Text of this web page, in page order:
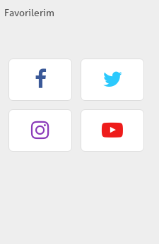
Favorilerim